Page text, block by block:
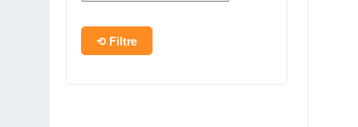
Tablettes
Filtre